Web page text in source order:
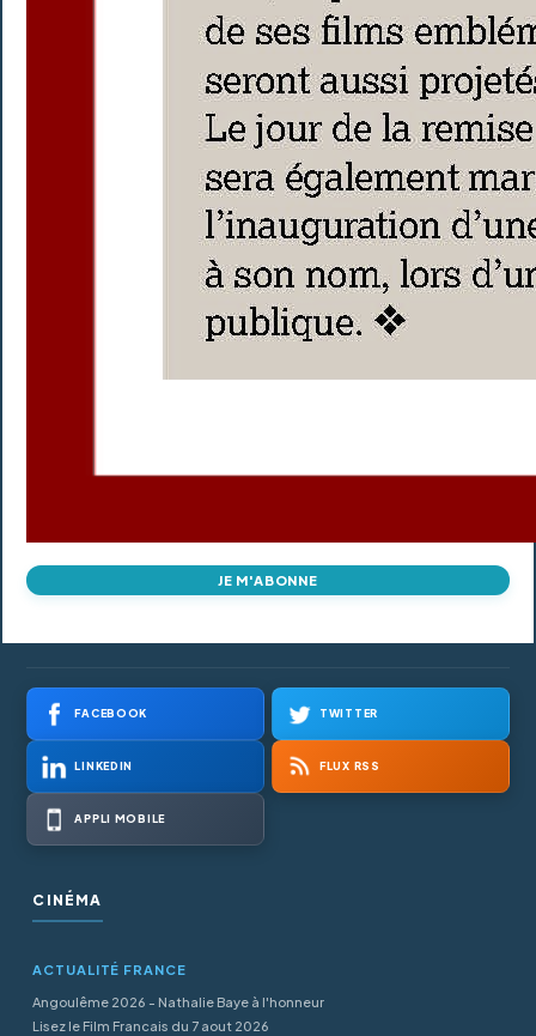
JE M'ABONNE
FACEBOOK TWITTER
LINKEDIN FLUX RSS
APPLI MOBILE
CINÉMA
ACTUALITÉ FRANCE
Angoulême 2026 - Nathalie Baye à l'honneur
Lisez le Film Francais du 7 aout 2026